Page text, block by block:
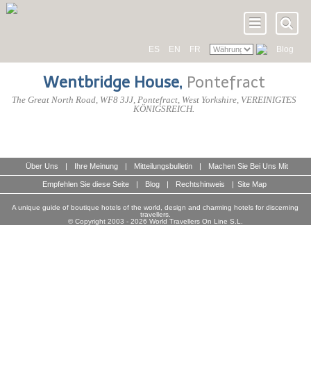
ES EN FR Blog
Wentbridge House, Pontefract
The Great North Road, WF8 3JJ, Pontefract, West Yorkshire, VEREINIGTES
KÖNIGSREICH.
Über Uns | Ihre Meinung | Mitteilungsbulletin | Machen Sie Bei Uns Mit
Empfehlen Sie diese Seite | Blog | Rechtshinweis | Site Map
A unique guide of boutique hotels of the world, design and charming hotels for discerning
travellers.
© Copyright 2003 - 2026 World Travellers On Line S.L.